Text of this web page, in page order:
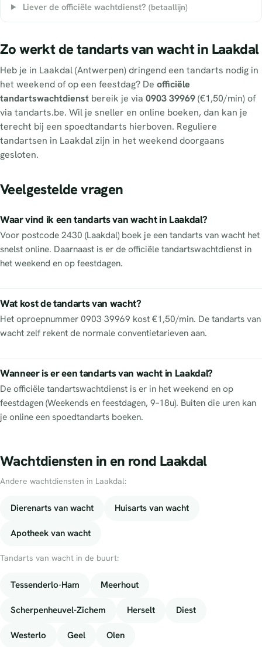
Liever de officiële wachtdienst? (betaallijn)
Zo werkt de tandarts van wacht in Laakdal
Heb je in Laakdal (Antwerpen) dringend een tandarts nodig in
het weekend of op een feestdag? De officiële
tandartswachtdienst bereik je via 0903 39969(€1,50/min) of
via tandarts.be. Wil je sneller en online boeken, dan kan je
terecht bij een spoedtandarts hierboven. Reguliere
tandartsen in Laakdal zijn in het weekend doorgaans
gesloten.
Veelgestelde vragen
Waar vind ik een tandarts van wacht in Laakdal?
Voor postcode 2430 (Laakdal) boek je een tandarts van wacht het
snelst online. Daarnaast is er de officiële tandartswachtdienst in
het weekend en op feestdagen.
Wat kost de tandarts van wacht?
Het oproepnummer 0903 39969 kost €1,50/min. De tandarts van
wacht zelf rekent de normale conventietarieven aan.
Wanneer is er een tandarts van wacht in Laakdal?
De officiële tandartswachtdienst is er in het weekend en op
feestdagen (Weekends en feestdagen, 9–18u). Buiten die uren kan
je online een spoedtandarts boeken.
Wachtdiensten in en rond Laakdal
Andere wachtdiensten in Laakdal:
Dierenarts van wacht Huisarts van wacht
Apotheek van wacht
Tandarts van wacht in de buurt:
Tessenderlo-Ham Meerhout
Scherpenheuvel-Zichem Herselt Diest
Westerlo Geel Olen